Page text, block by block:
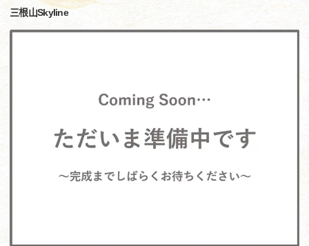
三根山Skyline